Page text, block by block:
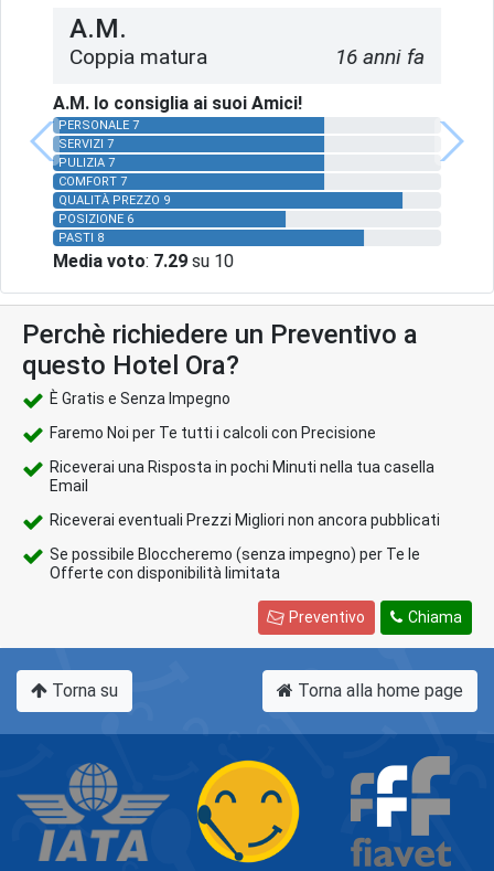
A.M.
Coppia matura 16 anni fa
A.M. lo consiglia ai suoi Amici!
PERSONALE 7
SERVIZI 7
PULIZIA 7
COMFORT 7
QUALITÀ PREZZO 9
POSIZIONE 6
PASTI 8
Media voto: 7.29 su 10
Perchè richiedere un Preventivo a
questo Hotel Ora?
È Gratis e Senza Impegno
Faremo Noi per Te tutti i calcoli con Precisione
Riceverai una Risposta in pochi Minuti nella tua casella
Email
Riceverai eventuali Prezzi Migliori non ancora pubblicati
Se possibile Bloccheremo (senza impegno) per Te le
Offerte con disponibilità limitata
Chiama
Preventivo
Torna su Torna alla home page